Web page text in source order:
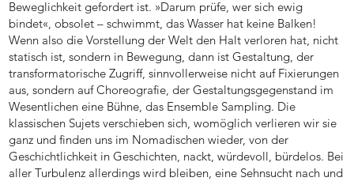
Beweglichkeit gefordert ist. »Darum prüfe, wer sich ewig
bindet«, obsolet – schwimmt, das Wasser hat keine Balken!
Wenn also die Vorstellung der Welt den Halt verloren hat, nicht
statisch ist, sondern in Bewegung, dann ist Gestaltung, der
transformatorische Zugriff, sinnvollerweise nicht auf Fixierungen
aus, sondern auf Choreografie, der Gestaltungsgegenstand im
Wesentlichen eine Bühne, das Ensemble Sampling. Die
klassischen Sujets verschieben sich, womöglich verlieren wir sie
ganz und finden uns im Nomadischen wieder, von der
Geschichtlichkeit in Geschichten, nackt, würdevoll, bürdelos. Bei
aller Turbulenz allerdings wird bleiben, eine Sehnsucht nach und